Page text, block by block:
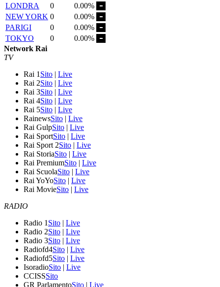
LONDRA
0
0.00%
NEW YORK 0
0.00%
PARIGI
0
0.00%
TOKYO
0
0.00%
Network Rai
TV
Rai 1 Sito | Live
Rai 2Sito | Live
Rai 3Sito | Live
Rai 4Sito | Live
Rai 5Sito | Live
RainewsSito | Live
Rai GulpSito | Live
Rai SportSito | Live
Rai Sport 2Sito | Live
Rai StoriaSito | Live
Rai PremiumSito | Live
Rai ScuolaSito | Live
Rai YoYoSito | Live
Rai MovieSito | Live
RADIO
Radio 1 Sito | Live
Radio 2Sito | Live
Radio 3Sito | Live
Radiofd4Sito | Live
Radiofd5Sito | Live
IsoradioSito | Live
CCISSSito
GR ParlamentoSito | Live